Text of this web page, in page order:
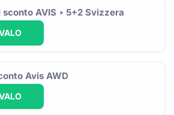
sconto AVIS ‣ 5+2 Svizzera
Avis AWD